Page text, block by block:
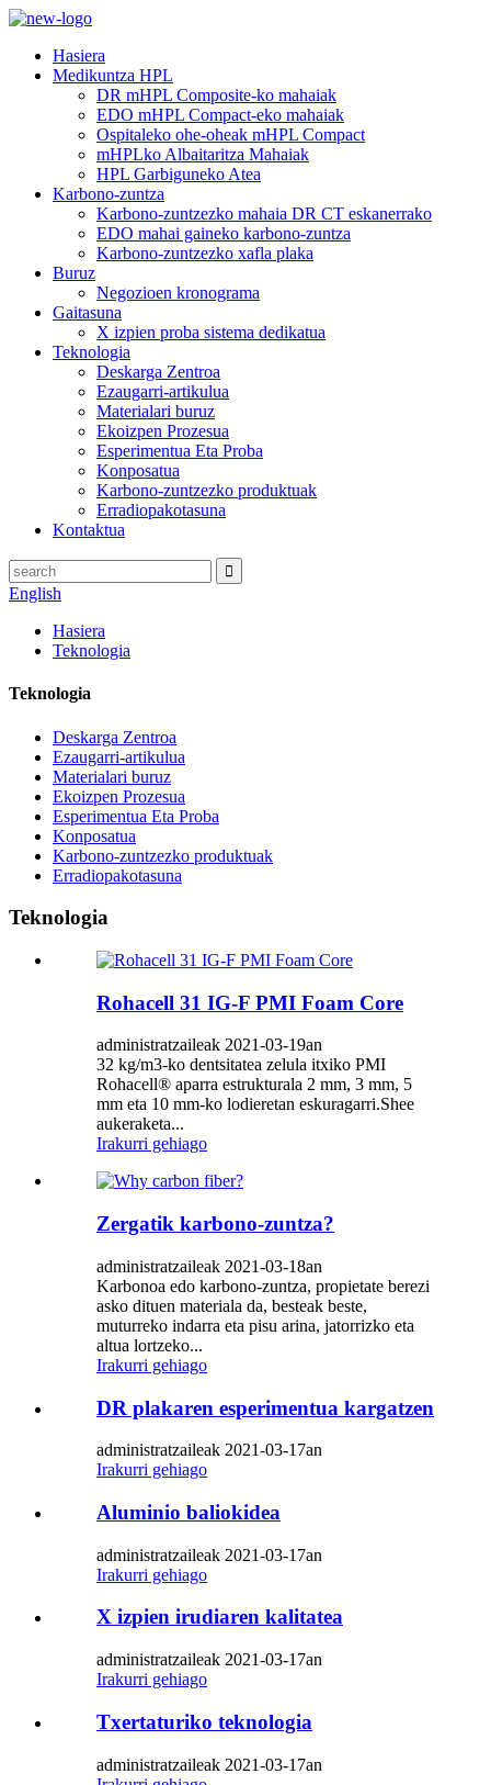
Hasiera
Medikuntza HPL
DR mHPL Composite-ko mahaiak
EDO mHPL Compact-eko mahaiak
Ospitaleko ohe-oheak mHPL Compact
mHPLko Albaitaritza Mahaiak
HPL Garbiguneko Atea
Karbono-zuntza
Karbono-zuntzezko mahaia DR CT eskanerrako
EDO mahai gaineko karbono-zuntza
Karbono-zuntzezko xafla plaka
Buruz
Negozioen kronograma
Gaitasuna
X izpien proba sistema dedikatua
Teknologia
Deskarga Zentroa
Ezaugarri-artikulua
Materialari buruz
Ekoizpen Prozesua
Esperimentua Eta Proba
Konposatua
Karbono-zuntzezko produktuak
Erradiopakotasuna
Kontaktua
English
Hasiera
Teknologia
Teknologia
Deskarga Zentroa
Ezaugarri-artikulua
Materialari buruz
Ekoizpen Prozesua
Esperimentua Eta Proba
Konposatua
Karbono-zuntzezko produktuak
Erradiopakotasuna
Teknologia
Rohacell 31 IG-F PMI Foam Core
administratzaileak 2021-03-19an
32 kg/m3-ko dentsitatea zelula itxiko PMI
Rohacell® aparra estrukturala 2 mm, 3 mm, 5
mm eta 10 mm-ko lodieretan eskuragarri.Shee
aukeraketa...
Irakurri gehiago
Zergatik karbono-zuntza?
administratzaileak 2021-03-18an
Karbonoa edo karbono-zuntza, propietate berezi
asko dituen materiala da, besteak beste,
muturreko indarra eta pisu arina, jatorrizko eta
altua lortzeko...
Irakurri gehiago
DR plakaren esperimentua kargatzen
administratzaileak 2021-03-17an
Irakurri gehiago
Aluminio baliokidea
administratzaileak 2021-03-17an
Irakurri gehiago
X izpien irudiaren kalitatea
administratzaileak 2021-03-17an
Irakurri gehiago
Txertaturiko teknologia
administratzaileak 2021-03-17an